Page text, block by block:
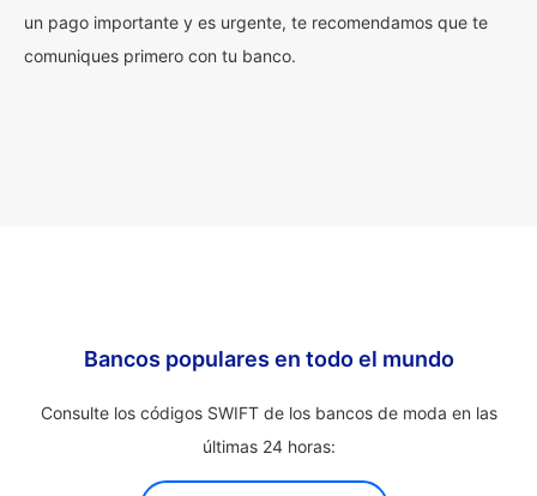
un pago importante y es urgente, te recomendamos que te
comuniques primero con tu banco.
Bancos populares en todo el mundo
Consulte los códigos SWIFT de los bancos de moda en las
últimas 24 horas: